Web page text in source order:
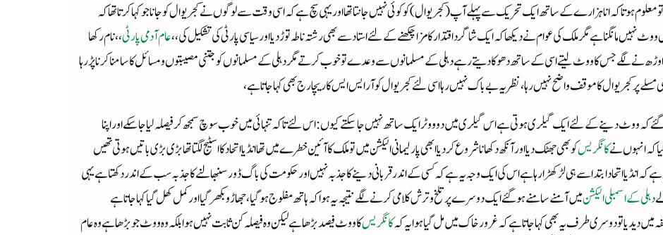
معلوم ہوتا کہ انا ہزارے کے ساتھ ایک تحریک سے پہلے آپ ( کجریوال)کو کوئی نہیں جانتا تھا اور یہی سچ ہے کہ اسی وقت سے لوگوں نے کجریوال کو جانا جو کہا کرتا تھا کہ
مانگنا ہے مگر ملک کی عوام نے دیکھا کہ ایک شاگرد اقتدار کا مزا چکھنے کے لئے استاد سے بھی رشتہ ناطہ توڑ دیا اور سیاسی پارٹی کی تشکیل کی،،عام آدمی پارٹی،، نام رکھا
اوڑھ نے لگے جس کا ووٹ لیتے اسی کے ساتھ دھوکا دیتے رہے دہلی کے مسلمانوں سے وعدے تو خوب کرتے مگر دہلی کے مسلمانوں کو جتنی مصیبتوں و مسائل کا سامنا کرنا پڑ رہا
پر کجریوال کا موقف واضح نہیں رہا ، نظریہ بے باک نہیں رہا اسی لئے کجریوال کو آر ایس ایس کا ریچارج بھی کہا جاتا ہے ،
گئے کہ ووٹ دینے کے لئے ایک گیلری ہوتی ہے اس گیلری میں دو ووٹر ایک ساتھ نہیں جاسکتے کیوں: اس لئےتا کہ تنہائی میں خوب سوچ سمجھ کر فیصلہ لیا جاسکے اور اپنا
کہ انہوں نےکانگریسکو بھی جھٹک دیا اور آنکھ دکھانا شروع کردیا ابھی پارلیمانی الیکشن میں تو ملک کا آئین خطرے میں تھا انڈیا اتحاد کا اسٹیج لگتا تھا بڑی بڑی باتیں ہوتی تھیں
ہے کہ انڈیا اتحاد ابتدا سے ہی لڑکھڑا رہا ہے اس کی ایک وجہ یہ ہے کہ کسی کے اندر قربانی دینے کا جذبہ نہیں اور حکومت کی باگ ڈور سنبھالنے کا جذبہ سب کے اندر دکھتا ہے یہی
دہلی کے اسمبلی الیکشنمیں آمنے سامنے ہوگئے ایک دوسرے پر تلخ و ترش کلامی کرنے لگے نتیجہ یہ ہوا کہ ہاتھ مفلوج ہوگیا، جھاڑو بکھر گیا اور کمل کھل گیا کہا جاتا ہے
میں دیدیا تو دوسری طرف یہ بھی کہا جاتا ہے کہ غرور خاک میں مل گیا ہوا یہ کہکانگریسکا ووٹ فیصد بڑھا ہے لیکن وہ فیصلہ کن ثابت نہیں ہوا بلکہ وہ ووٹ جو بڑھا ہے وہ عام